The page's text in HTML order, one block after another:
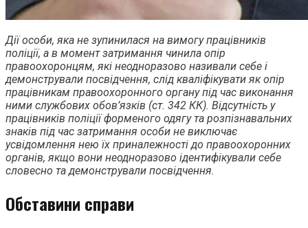
Дії особи, яка не зупинилася на вимогу працівників
поліції, а в момент затримання чинила опір
правоохоронцям, які неодноразово називали себе і
демонстрували посвідчення, слід кваліфікувати як опір
працівникам правоохоронного органу під час виконання
ними службових обов’язків (ст. 342 КК). Відсутність у
працівників поліції форменого одягу та розпізнавальних
знаків під час затримання особи не виключає
усвідомлення нею їх приналежності до правоохоронних
органів, якщо вони неодноразово ідентифікували себе
словесно та демонстрували посвідчення.
Обставини справи